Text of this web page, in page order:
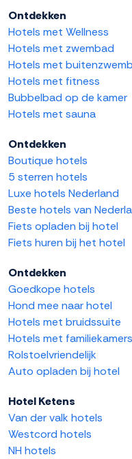
Ontdekken
Hotels met Wellness
Hotels met zwembad
Hotels met
Hotels met fitness
Bubbelbad op de kamer
Hotels met sauna
Ontdekken
Boutique hotels
5 sterren hotels
Luxe hotels Nederland
Beste hotels van
Fiets opladen bij hotel
Fiets huren bij het hotel
Ontdekken
Goedkope hotels
Hond mee naar hotel
Hotels met bruidssuite
Hotels met familiekamers
Rolstoelvriendelijk
Auto opladen bij hotel
Hotel Ketens
Van der valk hotels
Westcord hotels
NH hotels